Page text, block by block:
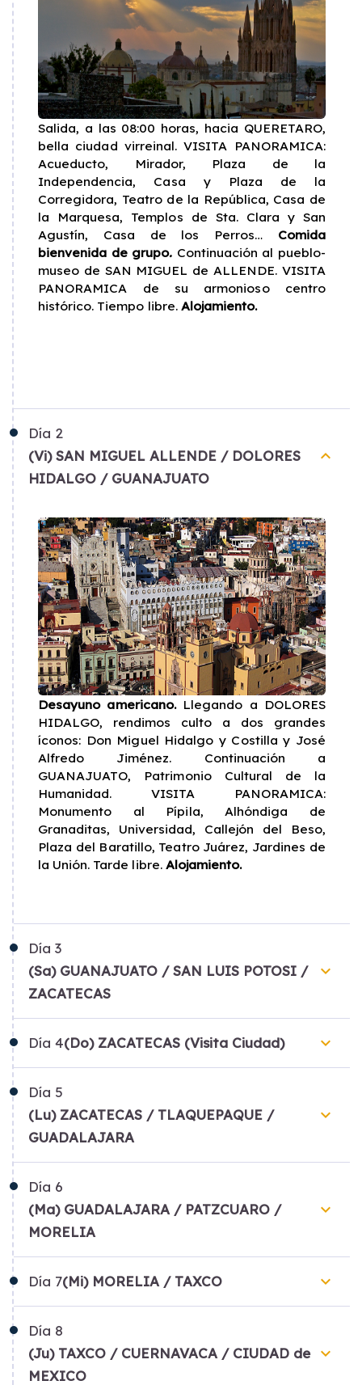
Salida, a las 08:00 horas, hacia QUERETARO,
bella ciudad virreinal. VISITA PANORAMICA:
Acueducto, Mirador, Plaza de la
Independencia, Casa y Plaza de la
Corregidora, Teatro de la República, Casa de
la Marquesa, Templos de Sta. Clara y San
Agustín, Casa de los Perros… Comida
bienvenida de grupo. Continuación al pueblo-
museo de SAN MIGUEL de ALLENDE. VISITA
PANORAMICA de su armonioso centro
histórico. Tiempo libre. Alojamiento.
Día 2
(Vi) SAN MIGUEL ALLENDE / DOLORES
HIDALGO / GUANAJUATO
keyboard_arrow_up
Desayuno americano.Llegando a DOLORES
HIDALGO, rendimos culto a dos grandes
íconos: Don Miguel Hidalgo y Costilla y José
Alfredo Jiménez. Continuación a
GUANAJUATO, Patrimonio Cultural de la
Humanidad. VISITA PANORAMICA:
Monumento al Pípila, Alhóndiga de
Granaditas, Universidad, Callejón del Beso,
Plaza del Baratillo, Teatro Juárez, Jardines de
la Unión. Tarde libre. Alojamiento.
Día 3
(Sa) GUANAJUATO / SAN LUIS POTOSI /
ZACATECAS
keyboard_arrow_down
Día 4(Do) ZACATECAS (Visita Ciudad) keyboard_arrow_down
Día 5
(Lu) ZACATECAS / TLAQUEPAQUE /
GUADALAJARA
keyboard_arrow_down
Día 6
(Ma) GUADALAJARA / PATZCUARO /
MORELIA
keyboard_arrow_down
Día 7(Mi) MORELIA / TAXCO keyboard_arrow_down
Día 8
(Ju) TAXCO / CUERNAVACA / CIUDAD de
MEXICO
keyboard_arrow_down